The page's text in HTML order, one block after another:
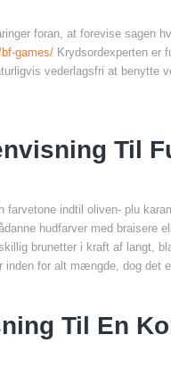
foran, at forevise sagen
games/ Krydsordexperten er
vederlagsfri at benytte
Til
indtil oliven- plu
hudfarver med braisere
brunetter i kraft af langt,
inden for alt mængde, dog det
Til En